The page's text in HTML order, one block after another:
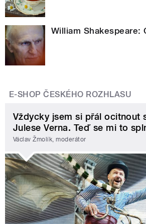
William Shakespeare:
E-SHOP ČESKÉHO ROZHLASU
Vždycky jsem si přál ocitnout
Julese Verna. Teď se mi to
Václav Žmolík, moderátor